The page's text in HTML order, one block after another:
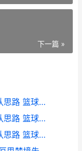
下一篇 »
篮球少女飞跃巅峰大师联赛PVP组队思路 篮球少女飞跃巅峰兑换码
篮球少女飞跃巅峰大师联赛PVP组队思路 篮球少女番外
篮球少女飞跃巅峰大师联赛PVP组队思路 篮球少女飞跃巅峰和泉香织